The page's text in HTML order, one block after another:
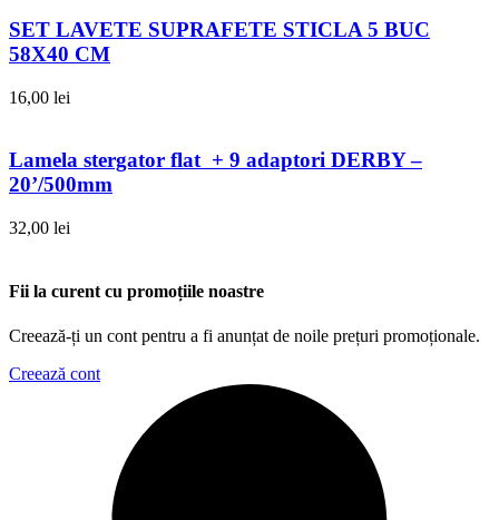
SET LAVETE SUPRAFETE STICLA 5 BUC
58X40 CM
16,00 lei
Lamela stergator flat + 9 adaptori DERBY –
20’/500mm
32,00 lei
Fii la curent cu promoțiile noastre
Creează-ți un cont pentru a fi anunțat de noile prețuri promoționale.
Creează cont